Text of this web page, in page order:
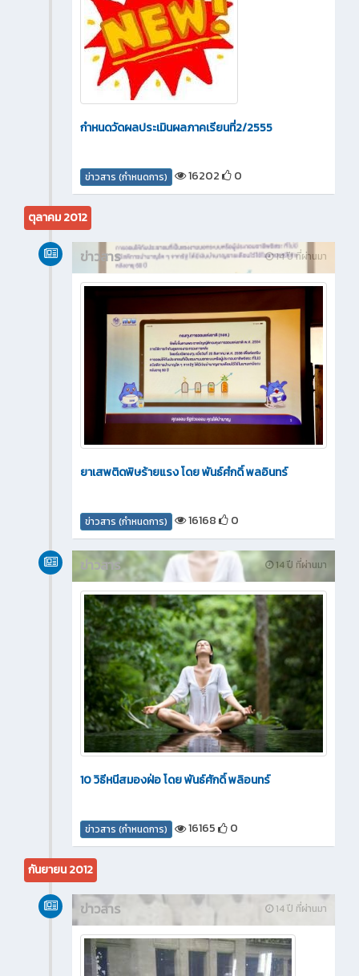
กำหนดวัดผลประเมินผลภาคเรียนที่2/2555
ข่าวสาร (กำหนดการ) 16202 0
ตุลาคม 2012
14 ปี ที่ผ่านมา
ข่าวสาร
ยาเสพติดพิษร้ายแรง โดย พันธ์ศํกดิ์ พลอินทร์
ข่าวสาร (กำหนดการ) 16168 0
14 ปี ที่ผ่านมา
ข่าวสาร
10 วิธีหนีสมองฝ่อ โดย พันธ์ศักดิ์ พลิอนทร์
ข่าวสาร (กำหนดการ) 16165 0
กันยายน 2012
14 ปี ที่ผ่านมา
ข่าวสาร